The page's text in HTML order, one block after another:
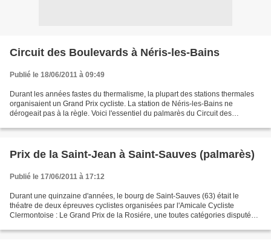
Circuit des Boulevards à Néris-les-Bains
Publié le 18/06/2011 à 09:49
Durant les années fastes du thermalisme, la plupart des stations thermales
organisaient un Grand Prix cycliste. La station de Néris-les-Bains ne
dérogeait pas à la règle. Voici l'essentiel du palmarès du Circuit des
Prix de la Saint-Jean à Saint-Sauves (palmarès)
Publié le 17/06/2011 à 17:12
Durant une quinzaine d'années, le bourg de Saint-Sauves (63) était le
théatre de deux épreuves cyclistes organisées par l'Amicale Cycliste
Clermontoise : Le Grand Prix de la Rosiére, une toutes catégories disputée